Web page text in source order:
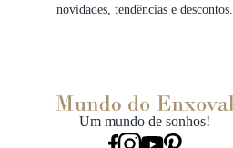
novidades, tendências e descontos.
Um mundo de sonhos!